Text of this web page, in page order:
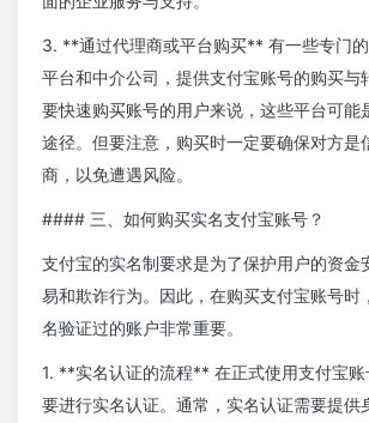
3. **通过代理商或平台购买** 有一些专门
平台和中介公司，提供支付宝账号的购买与
要快速购买账号的用户来说，这些平台可能
途径。但要注意，购买时一定要确保对方是
商，以免遭遇风险。
#### 三、如何购买实名支付宝账号？
支付宝的实名制要求是为了保护用户的资金
易和欺诈行为。因此，在购买支付宝账号时
名验证过的账户非常重要。
1. **实名认证的流程** 在正式使用支付宝
要进行实名认证。通常，实名认证需要提供